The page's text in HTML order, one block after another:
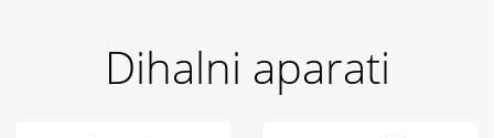
Dihalni aparati